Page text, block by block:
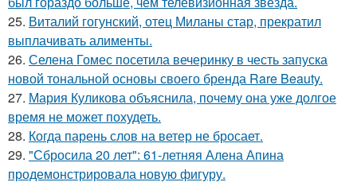
25. Виталий гогунский, отец Миланы стар, прекратил
выплачивать алименты.
26. Селена Гомес посетила вечеринку в честь запуска
новой тональной основы своего бренда Rare Beauty.
27. Мария Куликова объяснила, почему она уже долгое
время не может похудеть.
28. Когда парень слов на ветер не бросает.
29. "Сбросила 20 лет": 61-летняя Алена Апина
продемонстрировала новую фигуру.